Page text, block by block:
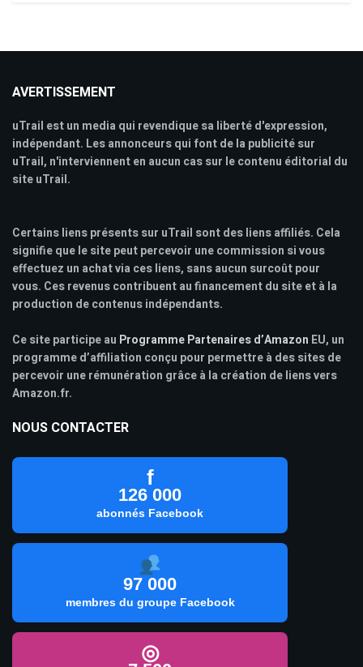
AVERTISSEMENT
uTrail est un media qui revendique sa liberté d'expression,
indépendant. Les annonceurs qui font de la publicité sur
uTrail, n'interviennent en aucun cas sur le contenu éditorial du
site uTrail.
Certains liens présents sur uTrail sont des liens affiliés. Cela
signifie que le site peut percevoir une commission si vous
effectuez un achat via ces liens, sans aucun surcoût pour
vous. Ces revenus contribuent au financement du site et à la
production de contenus indépendants.
Ce site participe au Programme Partenaires d’Amazon EU, un
programme d’affiliation conçu pour permettre à des sites de
percevoir une rémunération grâce à la création de liens vers
Amazon.fr.
NOUS CONTACTER
f
126 000
abonnés Facebook
97 000
membres du groupe Facebook
◎